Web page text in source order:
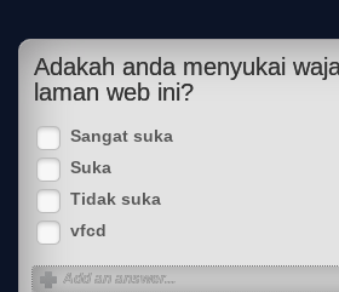
Adakah anda menyukai
laman web ini?
Sangat suka
Suka
Tidak suka
vfcd